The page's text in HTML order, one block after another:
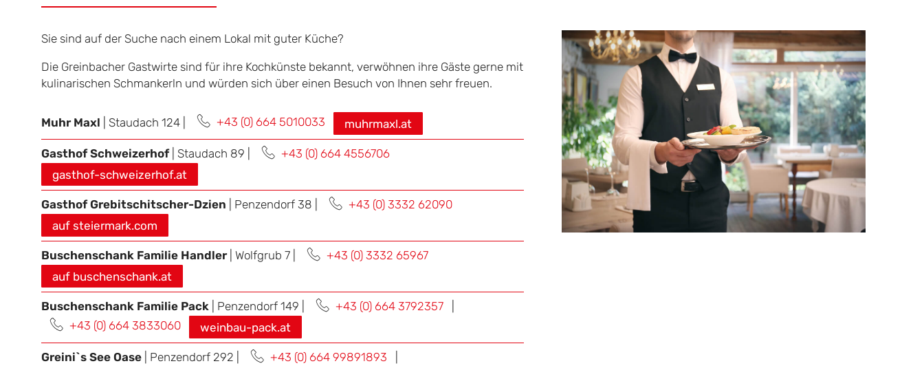
Sie sind auf der Suche nach einem Lokal mit guter Küche?
Die Greinbacher Gastwirte sind für ihre Kochkünste bekannt, verwöhnen ihre Gäste gerne mit
kulinarischen Schmankerln und würden sich über einen Besuch von Ihnen sehr freuen.
Muhr Maxl | Staudach 124 | +43 (0) 664 5010033 muhrmaxl.at
Gasthof Schweizerhof| Staudach 89 |
+43 (0) 664 4556706
gasthof-schweizerhof.at
Gasthof Grebitschitscher-Dzien | Penzendorf 38 |
+43 (0) 3332 62090
auf steiermark.com
Buschenschank Familie Handler| Wolfgrub 7 |
+43 (0) 3332 65967
auf buschenschank.at
Buschenschank Familie Pack | Penzendorf 149 | +43 (0) 664 3792357|
+43 (0) 664 3833060
weinbau-pack.at
Greini`s See Oase | Penzendorf 292 | +43 (0) 664 99891893